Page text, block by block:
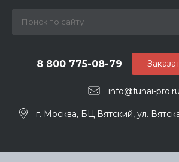
info@funai-pro.ru
8 800 775-08-79
г. Москва, БЦ Вятский, ул.